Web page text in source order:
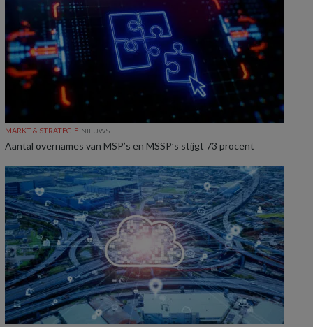
MARKT & STRATEGIE NIEUWS
Aantal overnames van MSP’s en MSSP’s stijgt 73 procent